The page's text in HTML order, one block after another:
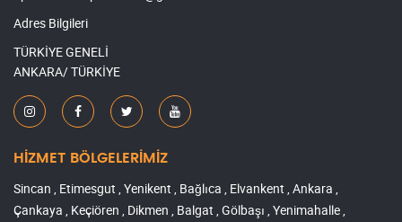
Adres Bilgileri
TÜRKİYE GENELİ
ANKARA/ TÜRKİYE
HİZMET BÖLGELERİMİZ
Sincan , Etimesgut , Yenikent , Bağlıca , Elvankent , Ankara ,
Çankaya , Keçiören , Dikmen , Balgat , Gölbaşı , Yenimahalle ,